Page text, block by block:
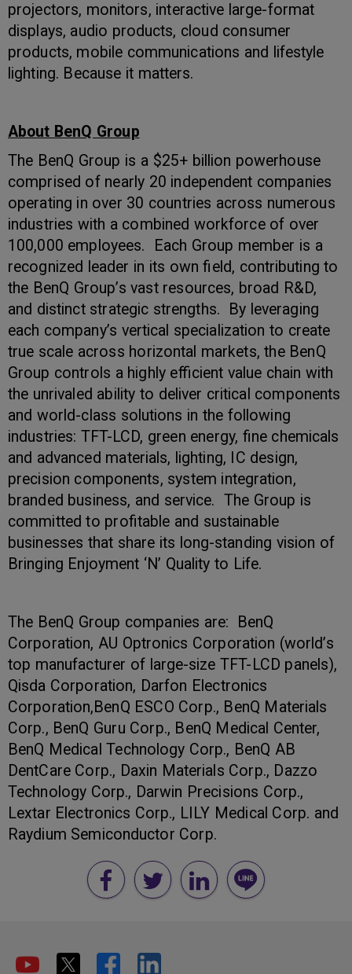
projectors, monitors, interactive large-format
displays, audio products, cloud consumer
products, mobile communications and lifestyle
lighting. Because it matters.
About BenQ Group
The BenQ Group is a $25+ billion powerhouse
comprised of nearly 20 independent companies
operating in over 30 countries across numerous
industries with a combined workforce of over
100,000 employees. Each Group member is a
recognized leader in its own field, contributing to
the BenQ Group’s vast resources, broad R&D,
and distinct strategic strengths. By leveraging
each company’s vertical specialization to create
true scale across horizontal markets, the BenQ
Group controls a highly efficient value chain with
the unrivaled ability to deliver critical components
and world-class solutions in the following
industries: TFT-LCD, green energy, fine chemicals
and advanced materials, lighting, IC design,
precision components, system integration,
branded business, and service. The Group is
committed to profitable and sustainable
businesses that share its long-standing vision of
Bringing Enjoyment ‘N’ Quality to Life.
The BenQ Group companies are: BenQ
Corporation, AU Optronics Corporation (world’s
top manufacturer of large-size TFT-LCD panels),
Qisda Corporation, Darfon Electronics
Corporation,BenQ ESCO Corp., BenQ Materials
Corp., BenQ Guru Corp., BenQ Medical Center,
BenQ Medical Technology Corp., BenQ AB
DentCare Corp., Daxin Materials Corp., Dazzo
Technology Corp., Darwin Precisions Corp.,
Lextar Electronics Corp., LILY Medical Corp. and
Raydium Semiconductor Corp.